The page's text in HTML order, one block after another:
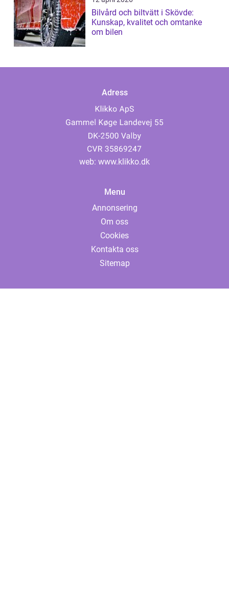
Bilvård och biltvätt i Skövde:
Kunskap, kvalitet och omtanke
om bilen
Adress
web: www.klikko.dk
Menu
Annonsering
Om oss
Cookies
Kontakta oss
Sitemap